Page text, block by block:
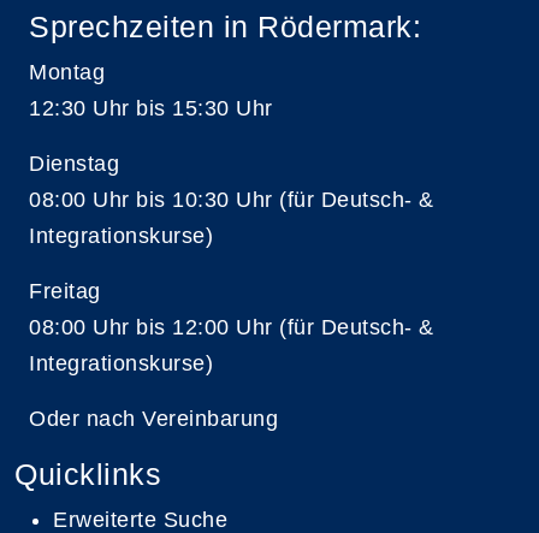
Sprechzeiten in Rödermark:
Montag
12:30 Uhr bis 15:30 Uhr
Dienstag
08:00 Uhr bis 10:30 Uhr (für Deutsch- &
Integrationskurse)
Freitag
08:00 Uhr bis 12:00 Uhr (für Deutsch- &
Integrationskurse)
Oder nach Vereinbarung
Quicklinks
Erweiterte Suche